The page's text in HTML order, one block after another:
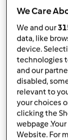
We Care
We and our
data, like
device.
technologies
and our
disabled,
relevant to
your choices
clicking the
webpage
Website. For